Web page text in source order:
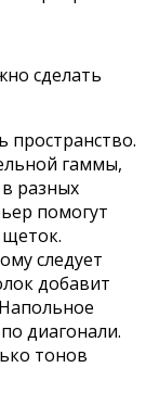
сделать
пространство.
гаммы,
разных
помогут
следует
добавит
диагонали.
тонов